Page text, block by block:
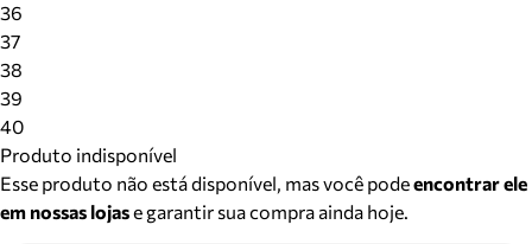
36
37
38
39
40
Produto indisponível
Esse produto não está disponível, mas você podeencontrar ele
em nossas lojase garantir sua compra ainda hoje.